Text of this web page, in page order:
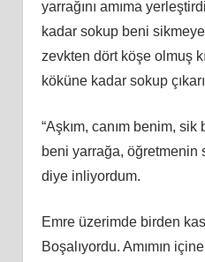
yarrağını amıma
kadar sokup beni
zevkten dört köşe olmuş
köküne kadar sokup
“Aşkım, canım benim, sik
beni yarrağa, öğretmenin
diye inliyordum.
Emre üzerimde birden
Boşalıyordu. Amımın